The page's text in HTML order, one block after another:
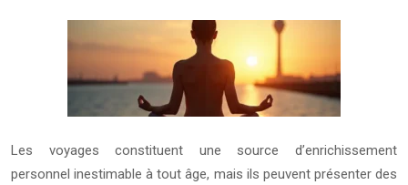
Les voyages constituent une source d’enrichissement
personnel inestimable à tout âge, mais ils peuvent présenter des